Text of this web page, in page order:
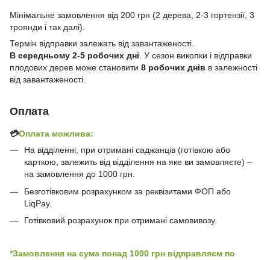
Мінімальне замовлення від 200 грн (2 дерева, 2-3 гортензії, 3
троянди і так далі).
Термін відправки залежать від завантаженості.
В середньому 2-5 робочих дні . У сезон викопки і відправки
плодових дерев може становити 8 робочих днів в залежності
від завантаженості.
Оплата
💳Оплата можлива:
На відділенні, при отримані саджанців (готівкою або
карткою, залежить від відділення на яке ви замовляєте) –
на замовлення до 1000 грн.
Безготівковим розрахунком за реквізитами ФОП або
LiqPay.
Готівковий розрахунок при отримані самовивозу.
*Замовлення на сума понад 1000 грн відправляєм по